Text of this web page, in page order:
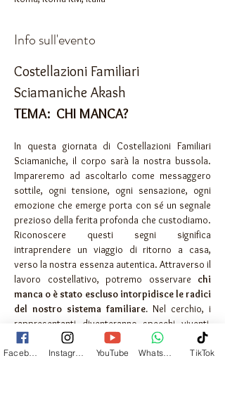
Info sull'evento
Costellazioni Familiari
Sciamaniche Akash
TEMA:  CHI MANCA?
In questa giornata di Costellazioni Familiari
Sciamaniche, il corpo sarà la nostra bussola.
Impareremo ad ascoltarlo come messaggero
sottile, ogni tensione, ogni sensazione, ogni
emozione che emerge porta con sé un segnale
prezioso della ferita profonda che custodiamo.
Riconoscere questi segni significa
intraprendere un viaggio di ritorno a casa,
verso la nostra essenza autentica. Attraverso il
lavoro costellativo, potremo osservare chi
manca o è stato escluso intorpidisce le radici
del nostro sistema familiare. Nel cerchio, i
rappresentanti diventeranno specchi viventi,
daranno forma ai fili invisibili che ci legano agli
antenati, permettendoci di portare luce
là dove
YouTube TikTok